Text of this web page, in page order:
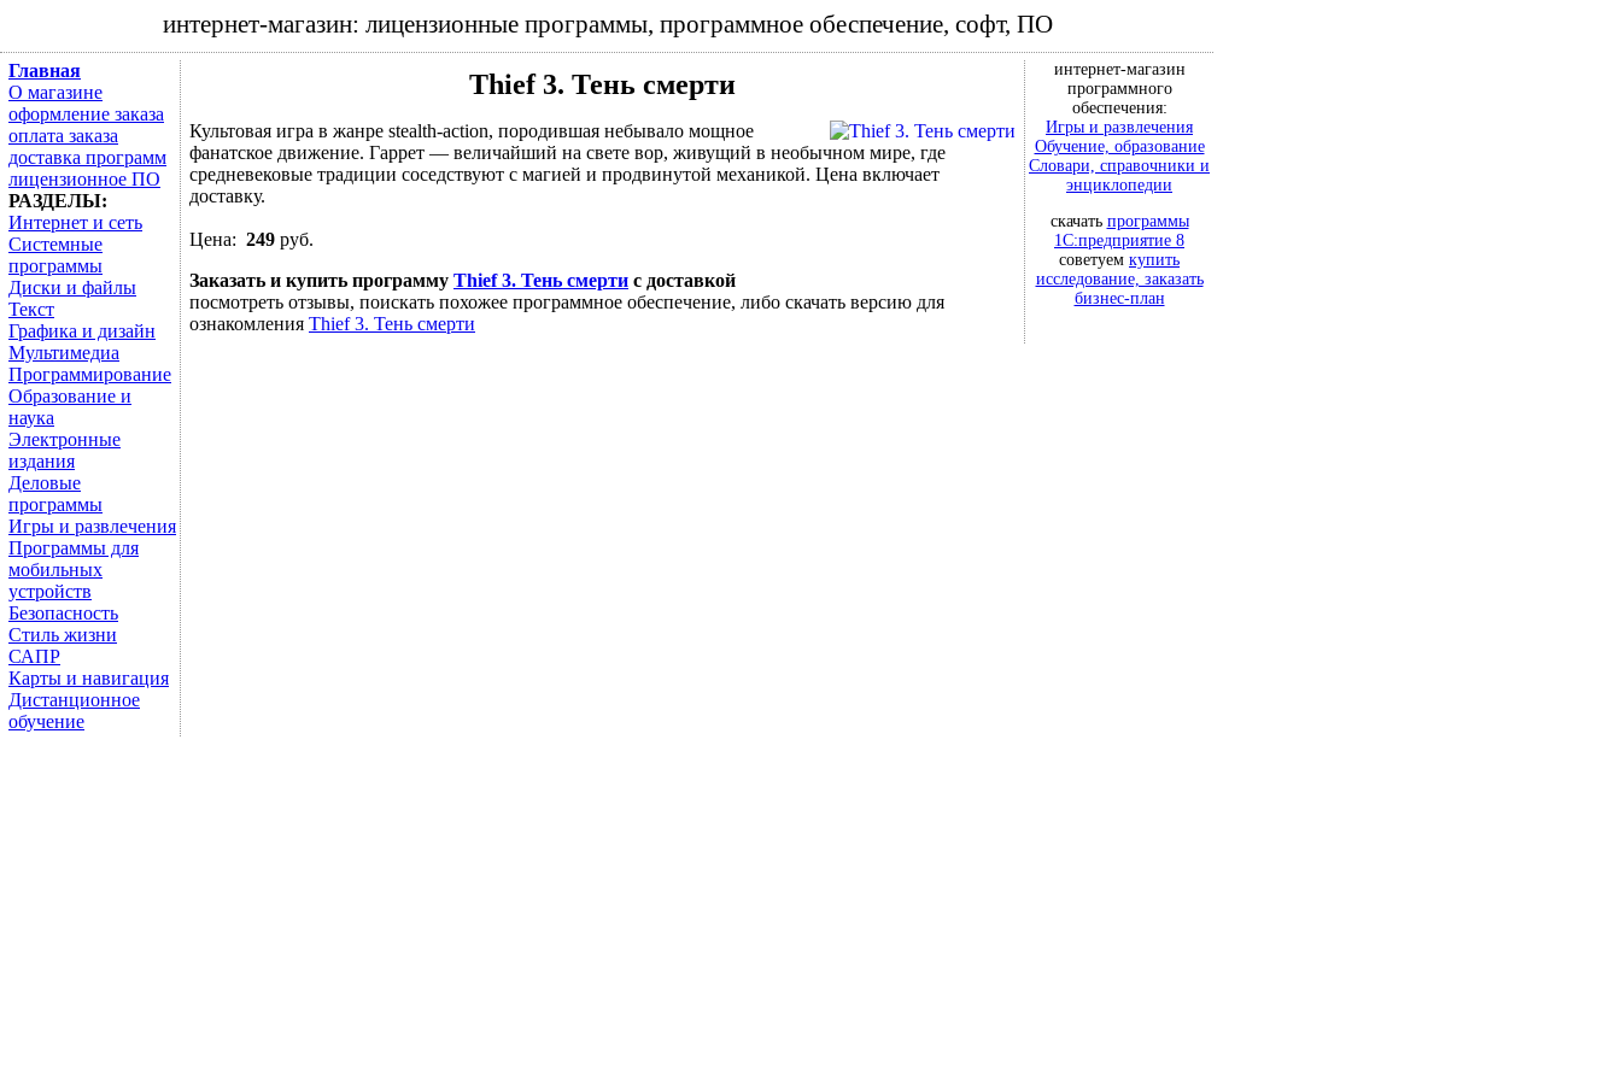
интернет-магазин: лицензионные программы, программное обеспечение, софт, ПО
Главная
О магазине
оформление заказа
оплата заказа
доставка программ
лицензионное ПО
РАЗДЕЛЫ:
Интернет и сеть
Системные
программы
Диски и файлы
Текст
Графика и дизайн
Мультимедиа
Программирование
Образование и
наука
Электронные
издания
Деловые
программы
Игры и развлечения
Программы для
мобильных
устройств
Безопасность
Стиль жизни
САПР
Карты и навигация
Дистанционное
обучение
Thief 3. Тень смерти
Культовая игра в жанре stealth-action, породившая небывало мощное
фанатское движение. Гаррет — величайший на свете вор, живущий в необычном мире, где
средневековые традиции соседствуют с магией и продвинутой механикой. Цена включает
доставку.
Цена: 249 руб.
Заказать и купить программу Thief 3. Тень смерти с доставкой
посмотреть отзывы, поискать похожее программное обеспечение, либо скачать версию для
ознакомления Thief 3. Тень смерти
интернет-магазин
программного
обеспечения:
Игры и развлечения
Обучение, образование
Словари, справочники и
энциклопедии
скачать программы
1С:предприятие 8
советуем купить
исследование, заказать
бизнес-план